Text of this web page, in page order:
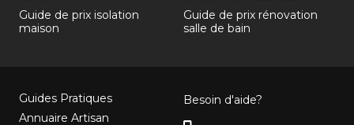
Guide de prix isolation
maison
Guide de prix rénovation
salle de bain
Guides Pratiques
Annuaire Artisan
Besoin d'aide?